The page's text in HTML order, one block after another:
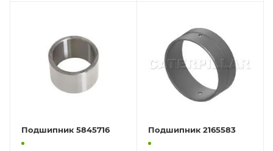
Подшипник 5845716 Подшипник 2165583